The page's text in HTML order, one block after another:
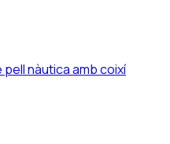
nàutica amb coixí